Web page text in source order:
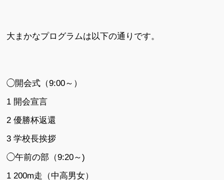
大まかなプログラムは以下の通りです。
◯開会式（9:00～）
1 開会宣言
2 優勝杯返還
3 学校長挨拶
◯午前の部（9:20～)
1 200m走（中高男女）